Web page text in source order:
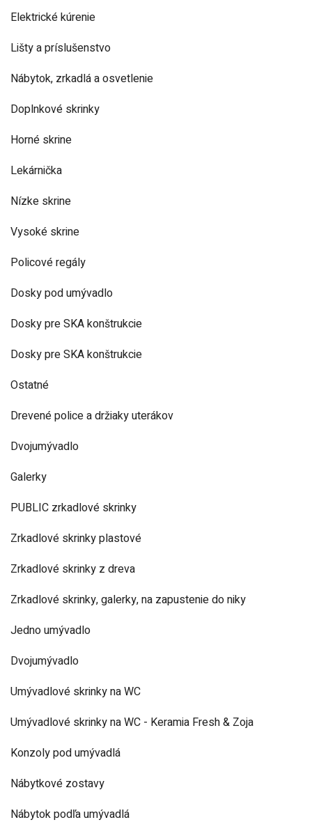
Elektrické kúrenie
Lišty a príslušenstvo
Nábytok, zrkadlá a osvetlenie
Doplnkové skrinky
Horné skrine
Lekárnička
Nízke skrine
Vysoké skrine
Policové regály
Dosky pod umývadlo
Dosky pre SKA konštrukcie
Dosky pre SKA konštrukcie
Ostatné
Drevené police a držiaky uterákov
Dvojumývadlo
Galerky
PUBLIC zrkadlové skrinky
Zrkadlové skrinky plastové
Zrkadlové skrinky z dreva
Zrkadlové skrinky, galerky, na zapustenie do niky
Jedno umývadlo
Dvojumývadlo
Umývadlové skrinky na WC
Umývadlové skrinky na WC - Keramia Fresh & Zoja
Konzoly pod umývadlá
Nábytkové zostavy
Nábytok podľa umývadlá